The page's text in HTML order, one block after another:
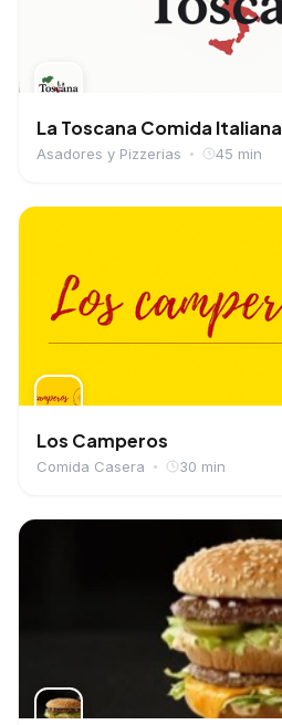
La Toscana Comida Italiana
Asadores y Pizzerias 45 min
Los Camperos
Comida Casera 30 min